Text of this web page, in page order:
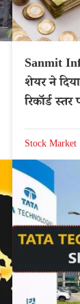
Sanmit
शेयर ने
रिकॉर्ड
Stock Market